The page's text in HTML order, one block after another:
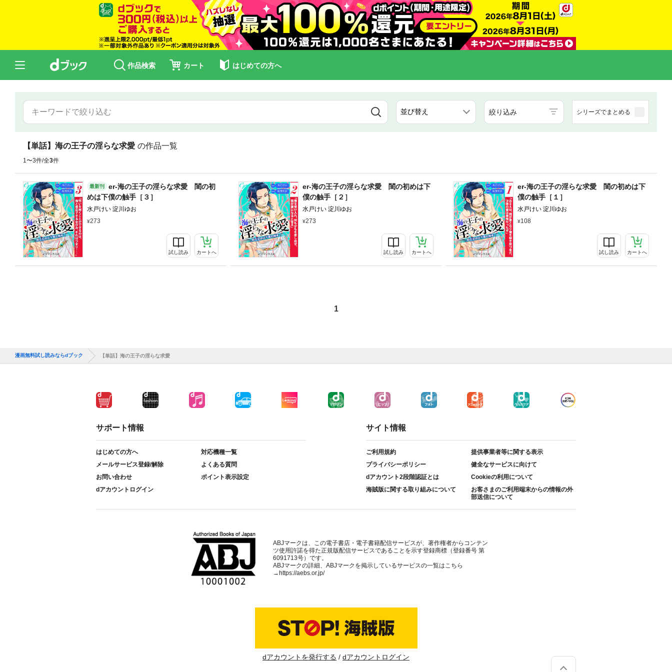
作品検索 カート はじめての方へ
絞り込み シリーズでまとめる
【単話】海の王子の淫らな求愛 の作品一覧
1〜3件/全3件
最新刊
er-海の王子の淫らな求愛 閨の初
めは下僕の触手［３］
水戸けい 淀川ゆお
273
試し読み カートへ
er-海の王子の淫らな求愛 閨の初めは下
僕の触手［２］
水戸けい 淀川ゆお
273
試し読み カートへ
er-海の王子の淫らな求愛 閨の初めは下
僕の触手［１］
水戸けい 淀川ゆお
108
試し読み カートへ
1
漫画無料試し読みならdブック 【単話】海の王子の淫らな求愛
サポート情報
はじめての方へ
対応機種一覧
メールサービス登録/解除
よくある質問
お問い合わせ
ポイント表示設定
dアカウントログイン
サイト情報
ご利用規約
提供事業者等に関する表示
プライバシーポリシー
健全なサービスに向けて
dアカウント2段階認証とは
Cookieの利用について
海賊版に関する取り組みについて
お客さまのご利用端末からの情報の外
部送信について
ABJマークは、この電子書店・電子書籍配信サービスが、著作権者からコンテン
ツ使用許諾を得た正規版配信サービスであることを示す登録商標（登録番号 第
6091713号）です。
ABJマークの詳細、ABJマークを掲示しているサービスの一覧はこちら
→ https://aebs.or.jp/
dアカウントを発行する dアカウントログイン